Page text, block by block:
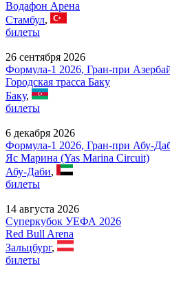
Водафон Арена
Стамбул,
билеты
26 сентября 2026
Формула-1 2026, Гран-при
Городская трасса Баку
Баку,
билеты
6 декабря 2026
Формула-1 2026, Гран-при Абу-
Яс Марина (Yas Marina Circuit)
Абу-Даби,
билеты
14 августа 2026
Суперкубок УЕФА 2026
Red Bull Arena
Зальцбург,
билеты